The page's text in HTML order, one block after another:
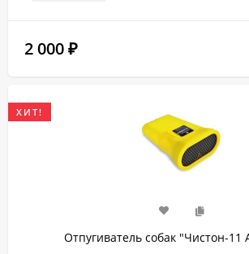
2 000 ₽
ХИТ!
Отпугиватель собак "Чистон-11